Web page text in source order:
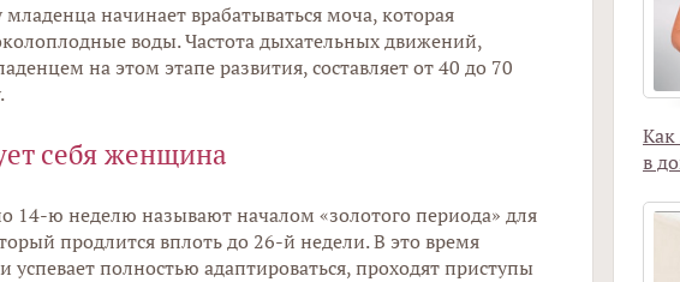
Как
в
начинает врабатываться моча, которая
воды. Частота дыхательных движений,
на этом этапе развития, составляет от 40 до 70
себя женщина
14-ю неделю называют началом «золотого периода» для
продлится вплоть до 26-й недели. В это время
успевает полностью адаптироваться, проходят приступы